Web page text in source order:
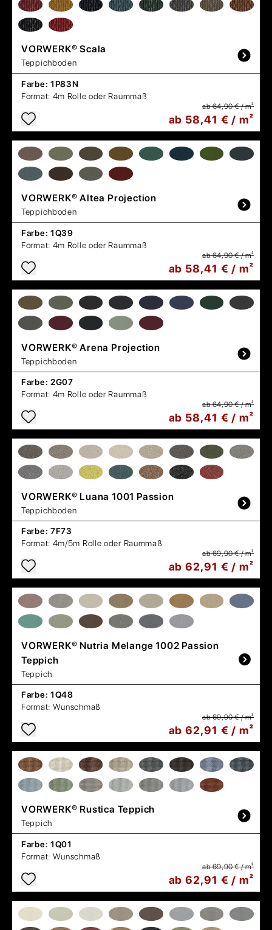
VORWERK® Scala
Teppichboden
Farbe: 1P83N
Format: 4m Rolle oder Raummaß
ab 64,90 € / m²
ab 58,41 € / m²
VORWERK® Altea Projection
Teppichboden
Farbe: 1Q39
Format: 4m Rolle oder Raummaß
ab 64,90 € / m²
ab 58,41 € / m²
VORWERK® Arena Projection
Teppichboden
Farbe: 2G07
Format: 4m Rolle oder Raummaß
ab 64,90 € / m²
ab 58,41 € / m²
VORWERK® Luana 1001 Passion
Teppichboden
Farbe: 7F73
Format: 4m/5m Rolle oder Raummaß
ab 69,90 € / m²
ab 62,91 € / m²
VORWERK® Nutria Melange 1002 Passion
Teppich
Teppich
Farbe: 1Q48
Format: Wunschmaß
ab 69,90 € / m²
ab 62,91 € / m²
VORWERK® Rustica Teppich
Teppich
Farbe: 1Q01
Format: Wunschmaß
ab 69,90 € / m²
ab 62,91 € / m²